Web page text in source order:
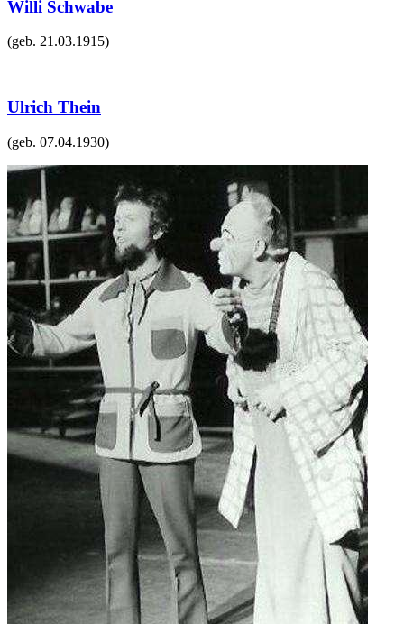
Willi Schwabe
(geb. 21.03.1915)
Ulrich Thein
(geb. 07.04.1930)